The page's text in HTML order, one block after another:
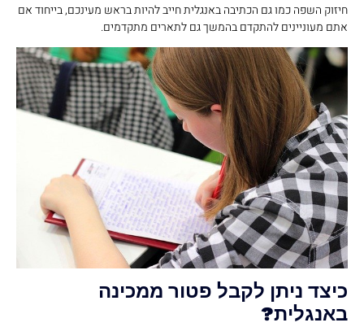
חיזוק השפה כמו גם הכתיבה באנגלית חייב להיות בראש מעינכם, בייחוד אם
אתם מעוניינים להתקדם בהמשך גם לתארים מתקדמים.
כיצד ניתן לקבל פטור ממכינה
באנגלית?